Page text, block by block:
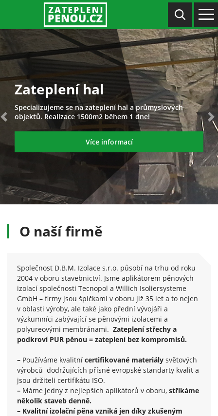
Zateplení hal
Specializujeme se na zateplení hal a průmyslových
objektů. Realizace 1500m2 během 1 dne!
Více informací
Previous
O naší firmě
Společnost D.B.M. Izolace s.r.o. působí na trhu od roku
2004 v oboru stavebnictví. Jsme aplikátorem pěnových
izolací společnosti Tecnopol a Willich Isoliersysteme
GmbH – firmy jsou špičkami v oboru již 35 let a to nejen
v oblasti výroby, ale také jako přední vývojáři a
výzkumníci zabývající se pěnovými izolacemi a
polyureovými membránami. Zateplení střechy a
podkroví PUR pěnou = zateplení bez kompromisů.
– Používáme kvalitní certifikované materiály světových
výrobců dodržujících přísné evropské standarty kvalit a
jsou držiteli certifikátu ISO.
– Máme jedny z nejlepších aplikátorů v oboru, stříkáme
několik staveb denně.
– Kvalitní izolační pěna vzniká jen díky zkušeným
volitelné.
Jsou
potřeba
fungování
webu.
Abychom
mohli
zlepšit
a
webu na